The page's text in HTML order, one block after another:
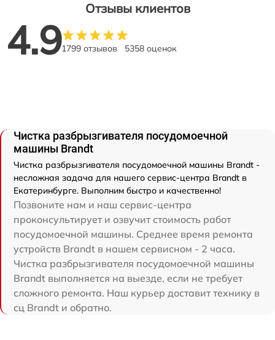
Отзывы клиентов
4.91799 отзывов 5358 оценок
Чистка разбрызгивателя посудомоечной
машины Brandt
Чистка разбрызгивателя посудомоечной машины Brandt -
несложная задача для нашего сервис-центра Brandt в
Екатеринбурге. Выполним быстро и качественно!
Позвоните нам и наш сервис-центра
проконсультирует и озвучит стоимость работ
посудомоечной машины. Среднее время ремонта
устройств Brandt в нашем сервисном - 2 часа.
Чистка разбрызгивателя посудомоечной машины
Brandt выполняется на выезде, если не требует
сложного ремонта. Наш курьер доставит технику в
сц Brandt и обратно.